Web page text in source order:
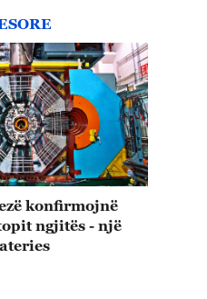
konfirmojnë
ngjitës - një